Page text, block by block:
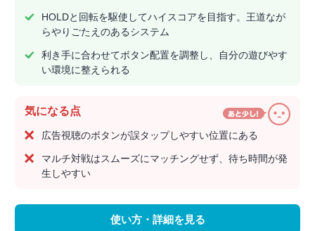
HOLDと回転を駆使してハイスコアを目指す。王道なが
らやりごたえのあるシステム
利き手に合わせてボタン配置を調整し、自分の遊びやす
い環境に整えられる
気になる点
広告視聴のボタンが誤タップしやすい位置にある
マルチ対戦はスムーズにマッチングせず、待ち時間が発
生しやすい
使い方・詳細を見る